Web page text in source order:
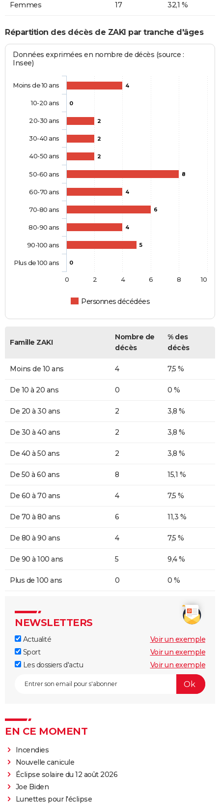
Femmes 17 32,1 %
Répartition des décès de ZAKI par tranche d'âges
Données exprimées en nombre de décès (source :
Insee)
4
0
2
2
2
8
4
6
4
5
0
Personnes décédées
Moins de 10 ans
10-20 ans
20-30 ans
30-40 ans
40-50 ans
50-60 ans
60-70 ans
70-80 ans
80-90 ans
90-100 ans
Plus de 100 ans
0 2 4 6 8 10
Famille ZAKI
Nombre de
décès
% des
décès
Moins de 10 ans 4 7,5 %
De 10 à 20 ans 0 0 %
De 20 à 30 ans 2 3,8 %
De 30 à 40 ans 2 3,8 %
De 40 à 50 ans 2 3,8 %
De 50 à 60 ans 8 15,1 %
De 60 à 70 ans 4 7,5 %
De 70 à 80 ans 6 11,3 %
De 80 à 90 ans 4 7,5 %
De 90 à 100 ans 5 9,4 %
Plus de 100 ans 0 0 %
NEWSLETTERS
Actualité
Voir un exemple
Sport
Voir un exemple
Les dossiers d'actu
Voir un exemple
EN CE MOMENT
Incendies
Nouvelle canicule
Éclipse solaire du 12 août 2026
Joe Biden
Lunettes pour l'éclipse